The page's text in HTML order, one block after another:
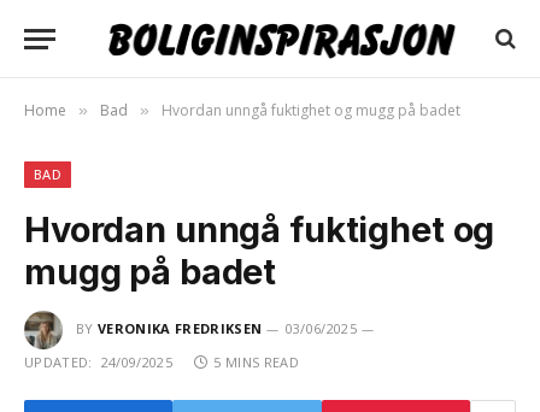
Home » Bad » Hvordan unngå fuktighet og mugg på badet
BAD
Hvordan unngå fuktighet og
mugg på badet
BY VERONIKA FREDRIKSEN
03/06/2025
UPDATED: 24/09/2025 5 MINS READ